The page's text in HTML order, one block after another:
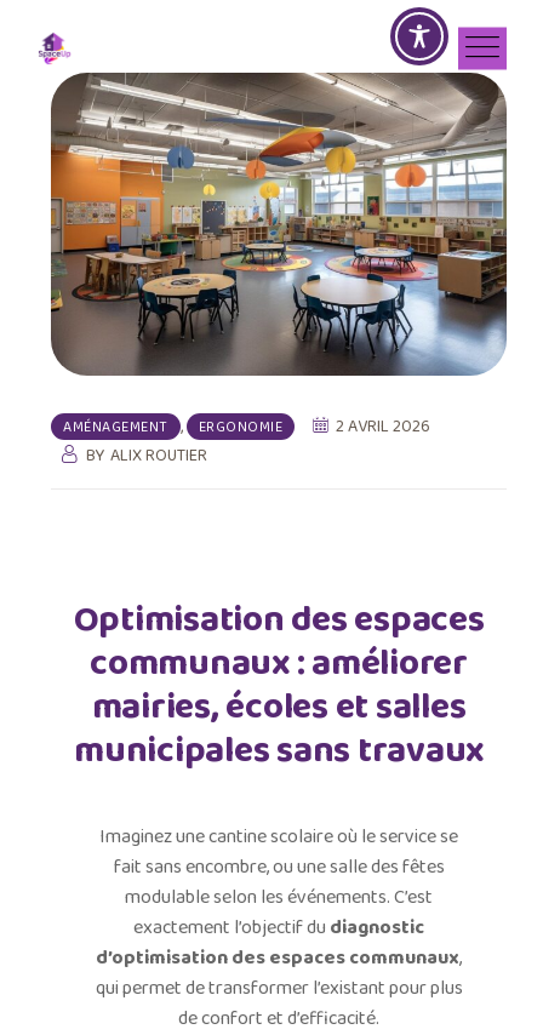
AMÉNAGEMENT , ERGONOMIE
2 AVRIL 2026
BY ALIX ROUTIER
Optimisation des espaces
communaux : améliorer
mairies, écoles et salles
municipales sans travaux
Imaginez une cantine scolaire où le service se
fait sans encombre, ou une salle des fêtes
modulable selon les événements. C’est
exactement l’objectif du diagnostic
d’optimisation des espaces communaux,
qui permet de transformer l’existant pour plus
de confort et d’efficacité.